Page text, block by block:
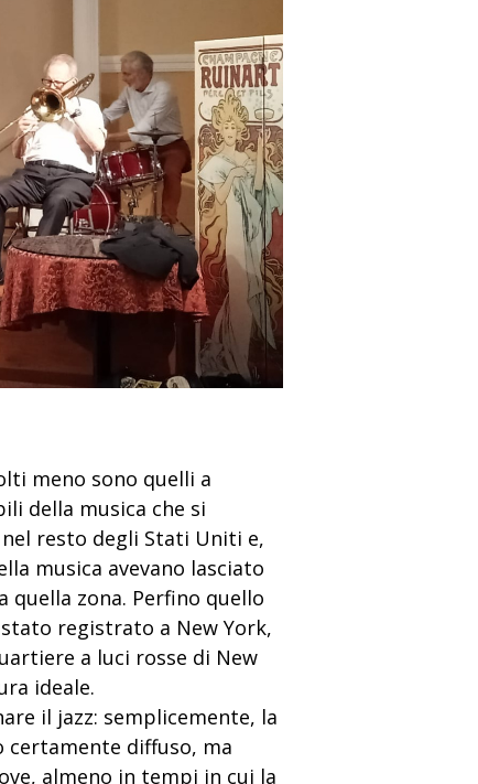
meno sono quelli a
della musica che si
resto degli Stati Uniti e,
musica avevano lasciato
quella zona. Perfino quello
registrato a New York,
a luci rosse di New
ideale.
il jazz: semplicemente, la
diffuso, ma
almeno in tempi in cui la